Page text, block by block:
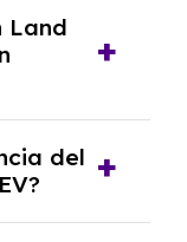
en
Land
siempre y
de renting.
del